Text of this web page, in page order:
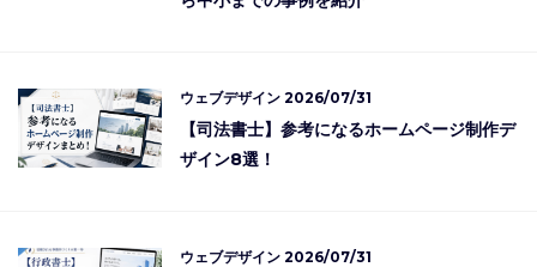
ウェブデザイン 2026/07/31
【司法書士】参考になるホームページ制作デ
ザイン8選！
ウェブデザイン 2026/07/31